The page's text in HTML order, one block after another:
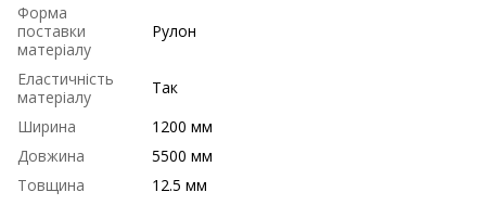
Форма
поставки
матеріалу
Рулон
Еластичність
матеріалу
Так
Ширина
1200 мм
Довжина
5500 мм
Товщина
12.5 мм